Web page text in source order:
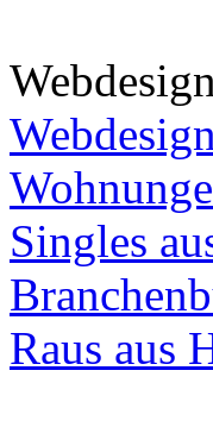
Singles
Raus aus